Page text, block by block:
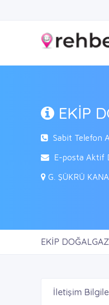
EKİP
Sabit Telefon
E-posta Aktif
G. ŞÜKRÜ
EKİP
İletişim